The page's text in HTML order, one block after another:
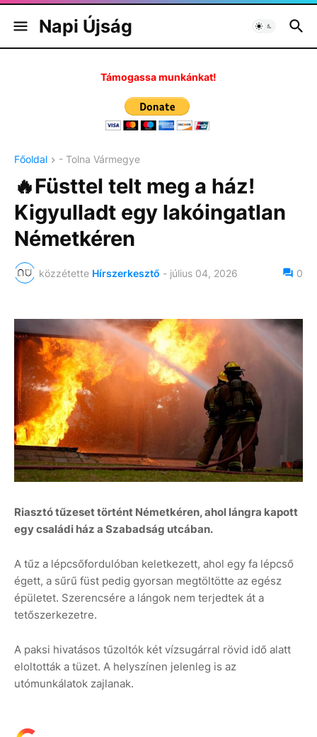
Napi Újság
Támogassa munkánkat!
Főoldal - Tolna Vármegye
🔥Füsttel telt meg a ház!
Kigyulladt egy lakóingatlan
Németkéren
közzétette Hírszerkesztő - július 04, 2026 0
Riasztó tűzeset történt Németkéren, ahol lángra kapott
egy családi ház a Szabadság utcában.
A tűz a lépcsőfordulóban keletkezett, ahol egy fa lépcső
égett, a sűrű füst pedig gyorsan megtöltötte az egész
épületet. Szerencsére a lángok nem terjedtek át a
tetőszerkezetre.
A paksi hivatásos tűzoltók két vízsugárral rövid idő alatt
eloltották a tüzet. A helyszínen jelenleg is az
utómunkálatok zajlanak.